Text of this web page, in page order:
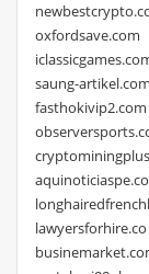
oxfordsave.com
saung-artikel.com
fasthokivip2.com
lawyersforhire.co